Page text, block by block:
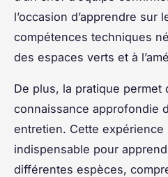
l’occasion d’apprendre sur
compétences techniques
des espaces verts et à
De plus, la pratique permet
connaissance approfondie
entretien. Cette expérience
indispensable pour
différentes espèces,